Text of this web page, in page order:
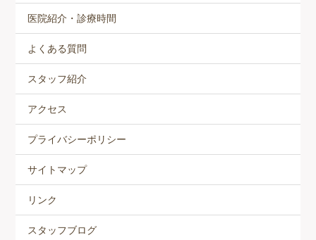
医院紹介・診療時間
よくある質問
スタッフ紹介
アクセス
プライバシーポリシー
サイトマップ
リンク
スタッフブログ